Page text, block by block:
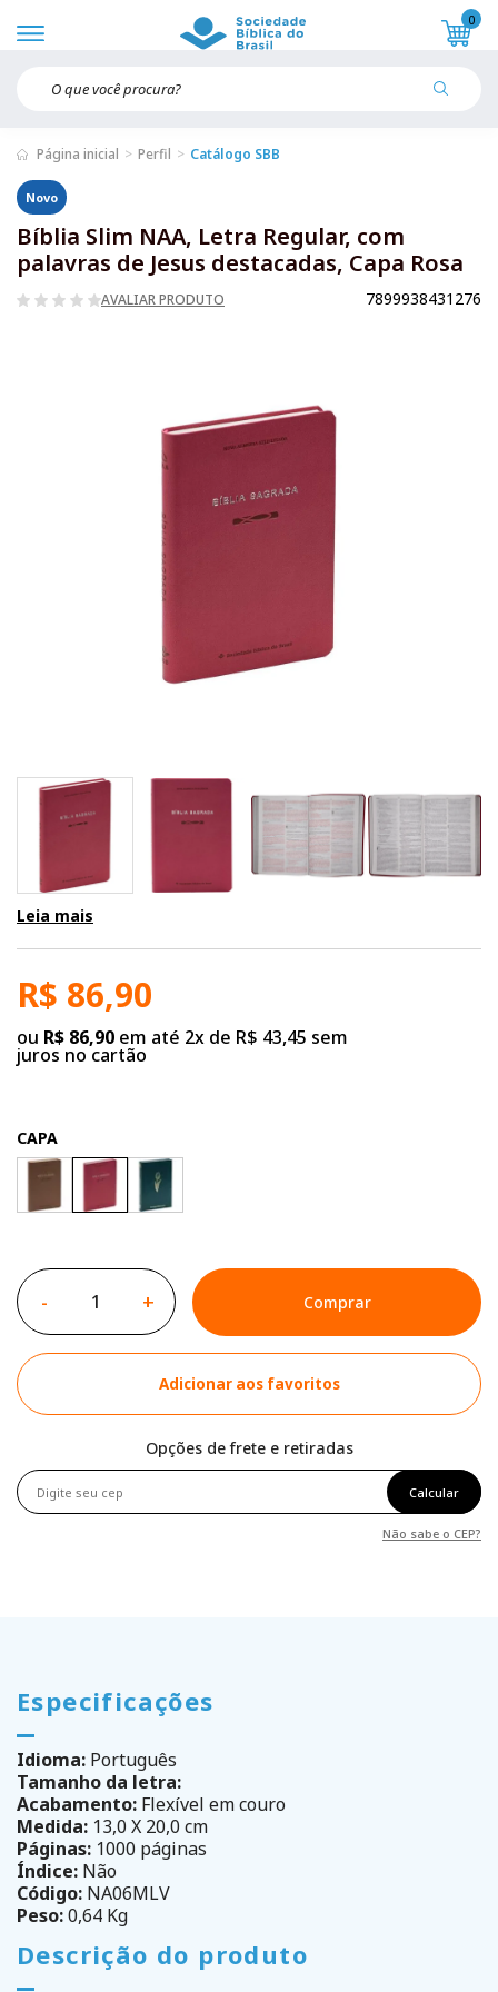
0
Página inicial Perfil Catálogo SBB
Novo
Bíblia Slim NAA, Letra Regular, com
palavras de Jesus destacadas, Capa Rosa
AVALIAR PRODUTO 7899938431276
Leia mais
R$ 86,90
ou R$ 86,90 em até 2x de R$ 43,45 sem
juros no cartão
CAPA
- + Comprar
Adicionar aos favoritos
Opções de frete e retiradas
Calcular
Não sabe o CEP?
Especificações
Idioma: Português
Tamanho da letra:
Acabamento: Flexível em couro
Medida: 13,0 X 20,0 cm
Páginas: 1000 páginas
Índice: Não
Código: NA06MLV
Peso:0,64 Kg
Descrição do produto